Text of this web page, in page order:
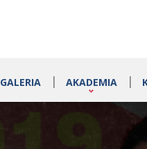
GALERIA AKADEMIA